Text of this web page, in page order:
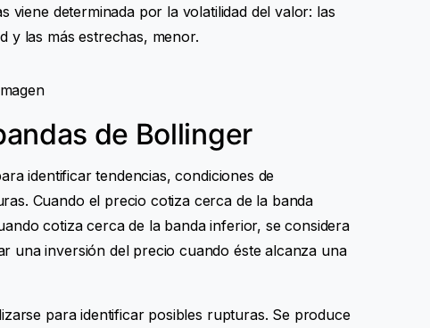
viene determinada por la volatilidad del valor: las
y las más estrechas, menor.
de Bollinger
identificar tendencias, condiciones de
Cuando el precio cotiza cerca de la banda
cotiza cerca de la banda inferior, se considera
una inversión del precio cuando éste alcanza una
para identificar posibles rupturas. Se produce